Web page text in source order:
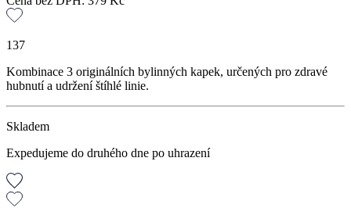
137
Kombinace 3 originálních bylinných kapek, určených pro zdravé
hubnutí a udržení štíhlé linie.
Skladem
Expedujeme do druhého dne po uhrazení